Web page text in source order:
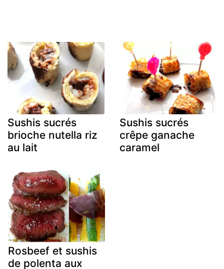
Sushis sucrés
brioche nutella riz
au lait
Sushis sucrés
crêpe ganache
caramel
Rosbeef et sushis
de polenta aux